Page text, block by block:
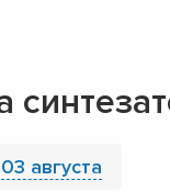
03 августа